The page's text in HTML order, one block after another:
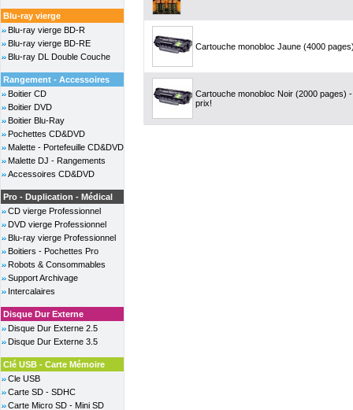
Blu-ray vierge
Blu-ray vierge BD-R
Blu-ray vierge BD-RE
Blu-ray DL Double Couche
Rangement - Accessoires
Boitier CD
Boitier DVD
Boitier Blu-Ray
Pochettes CD&DVD
Malette - Portefeuille CD&DVD
Malette DJ - Rangements
Accessoires CD&DVD
Pro - Duplication - Médical
CD vierge Professionnel
DVD vierge Professionnel
Blu-ray vierge Professionnel
Boitiers - Pochettes Pro
Robots & Consommables
Support Archivage
Intercalaires
Disque Dur Externe
Disque Dur Externe 2.5
Disque Dur Externe 3.5
Clé USB - Carte Mémoire
Cle USB
Carte SD - SDHC
Carte Micro SD - Mini SD
Cartouche monobloc Jaune (4000
Cartouche monobloc Noir (2000 pages)
prix!